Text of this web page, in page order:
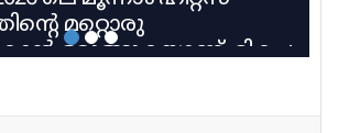
മറ്റൊരു
ഒരുങ്ങുകയാണ്. മികച്ച